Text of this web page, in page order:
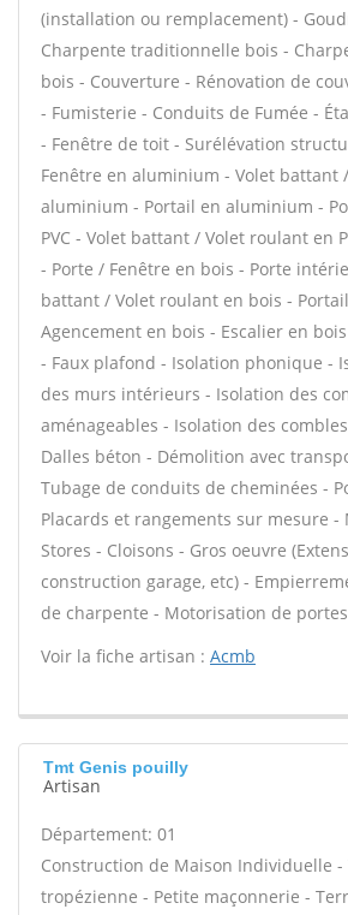
(installation ou remplacement) -
Charpente traditionnelle bois -
bois - Couverture - Rénovation de
- Fumisterie - Conduits de Fumée -
- Fenêtre de toit - Surélévation
Fenêtre en aluminium - Volet battant
aluminium - Portail en aluminium -
PVC - Volet battant / Volet roulant en
- Porte / Fenêtre en bois - Porte
battant / Volet roulant en bois -
Agencement en bois - Escalier en
- Faux plafond - Isolation phonique -
des murs intérieurs - Isolation des
aménageables - Isolation des
Dalles béton - Démolition avec
Tubage de conduits de cheminées -
Placards et rangements sur mesure -
Stores - Cloisons - Gros oeuvre
construction garage, etc) -
de charpente - Motorisation de
Voir la fiche artisan : Acmb
Tmt Genis pouilly
Artisan
Département: 01
Construction de Maison Individuelle -
tropézienne - Petite maçonnerie -